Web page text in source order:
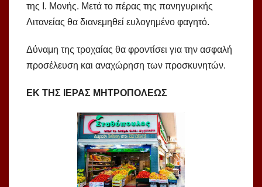
της Ι. Μονής. Μετά το πέρας της πανηγυρικής
Λιτανείας θα διανεμηθεί ευλογημένο φαγητό.
Δύναμη της τροχαίας θα φροντίσει για την ασφαλή
προσέλευση και αναχώρηση των προσκυνητών.
ΕΚ ΤΗΣ ΙΕΡΑΣ ΜΗΤΡΟΠΟΛΕΩΣ